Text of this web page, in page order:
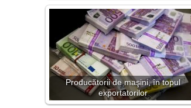
Producătorii de maşini, în topul
exportatorilor